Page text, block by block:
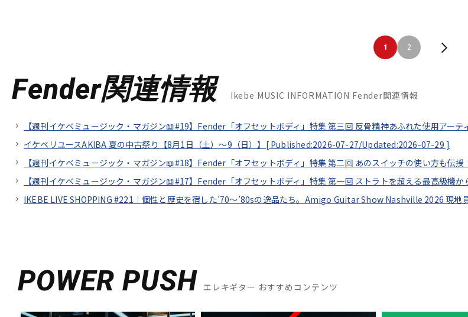
1 2
Fender関連情報 Ikebe MUSIC INFORMATION Fender関連情報
【週刊イケベミュージック・マガジン📖#19】Fender「オフセットボディ」特集 第三回 反骨精神あふれた使用アーテ
イケベリユースAKIBA 夏の中古祭り【8月1日（土）～9（日）】[ Published:2026-07-27/Updated:2026-07-29 ]
【週刊イケベミュージック・マガジン📖#18】Fender「オフセットボディ」特集 第二回 あのスイッチの使い方も伝
【週刊イケベミュージック・マガジン📖#17】Fender「オフセットボディ」特集 第一回 ストラトを超える最高級機
IKEBE LIVE SHOPPING #221｜個性と歴史を宿した’70～’80sの逸品たち。Amigo Guitar Show Nashville 2026 現
POWER PUSH エレキギター おすすめコンテンツ